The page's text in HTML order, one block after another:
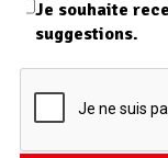
Je souhaite
suggestions.